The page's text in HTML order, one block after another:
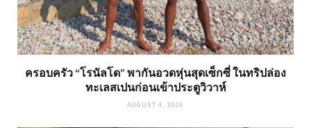
ครอบครัว “โรนัลโด” พากันอวดหุ่นสุดเซ็กซี่ ในทริปล่อง
ทะเลสเปนก่อนเข้าประตูวิวาห์
AUGUST 4, 2026